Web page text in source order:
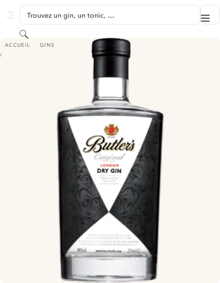
GINVENTORY
Trouvez un gin, un tonic, …
Rechercher
ACCUEIL GINS
BUTLER’S ORIGINAL LONDON DRY GIN